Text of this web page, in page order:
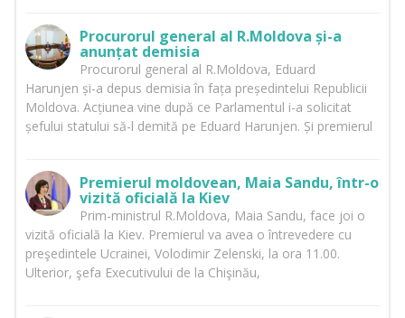
Procurorul general al R.Moldova și-a
anunțat demisia
Procurorul general al R.Moldova, Eduard
Harunjen și-a depus demisia în fața președintelui Republicii
Moldova. Acțiunea vine după ce Parlamentul i-a solicitat
șefului statului să-l demită pe Eduard Harunjen. Și premierul
Premierul moldovean, Maia Sandu, într-o
vizită oficială la Kiev
Prim-ministrul R.Moldova, Maia Sandu, face joi o
vizită oficială la Kiev. Premierul va avea o întrevedere cu
preşedintele Ucrainei, Volodimir Zelenski, la ora 11.00.
Ulterior, şefa Executivului de la Chişinău,